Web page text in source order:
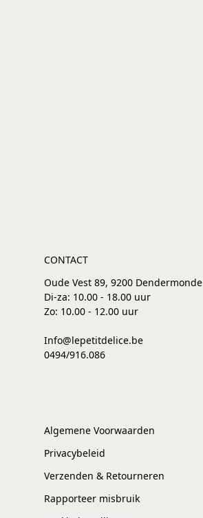
CONTACT
Oude Vest 89, 9200 Dendermonde
Di-za: 10.00 - 18.00 uur
Zo: 10.00 - 12.00 uur
Info@lepetitdelice.be
0494/916.086
Algemene Voorwaarden
Privacybeleid
Verzenden & Retourneren
Rapporteer misbruik